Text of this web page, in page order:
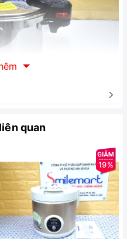
đun nước...
nhiệt nhanh và đều, tiết kiệm
quan
19%